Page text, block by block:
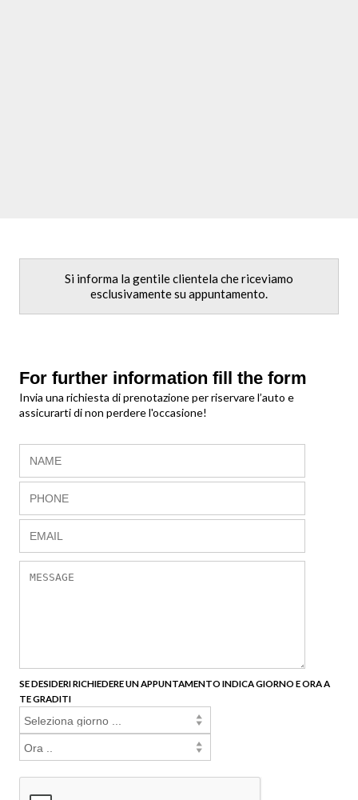
Si informa la gentile clientela che riceviamo
esclusivamente su appuntamento.
For further information fill the form
Invia una richiesta di prenotazione per riservare l’auto e
assicurarti di non perdere l'occasione!
SE DESIDERI RICHIEDERE UN APPUNTAMENTO INDICA GIORNO E ORA A
TE GRADITI